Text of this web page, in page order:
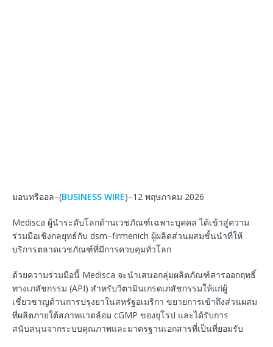
มอนทรีออล–(BUSINESS WIRE)–12 พฤษภาคม 2026
Medisca ผู้นำระดับโลกด้านเวชภัณฑ์เฉพาะบุคคล ได้เข้าสู่ความ
ร่วมมือเชิงกลยุทธ์กับ dsm–firmenich ผู้ผลิตส่วนผสมชั้นนำที่ให้
บริการตลาดเวชภัณฑ์ที่มีการควบคุมทั่วโลก
ด้วยความร่วมมือนี้ Medisca จะนำเสนอกลุ่มผลิตภัณฑ์สารออกฤทธิ์
ทางเภสัชกรรม (API) สำหรับวิตามินเกรดเภสัชกรรมให้แก่ผู้
เชี่ยวชาญด้านการปรุงยาในสหรัฐอเมริกา ขยายการเข้าถึงส่วนผสม
ที่ผลิตภายใต้สภาพแวดล้อม cGMP ของยุโรป และได้รับการ
สนับสนุนจากระบบคุณภาพและมาตรฐานเอกสารที่เป็นที่ยอมรับ